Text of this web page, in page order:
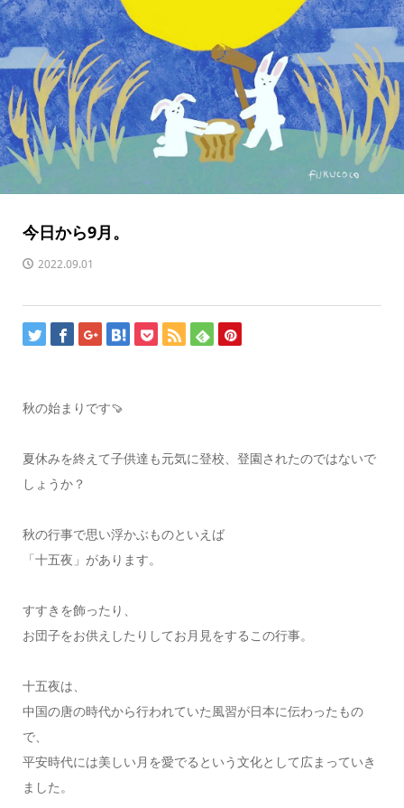
今日から9月。
2022.09.01
秋の始まりです🍠
夏休みを終えて子供達も元気に登校、登園されたのではないで
しょうか？
秋の行事で思い浮かぶものといえば
「十五夜」があります。
すすきを飾ったり、
お団子をお供えしたりしてお月見をするこの行事。
十五夜は、
中国の唐の時代から行われていた風習が日本に伝わったもの
で、
平安時代には美しい月を愛でるという文化として広まっていき
ました。